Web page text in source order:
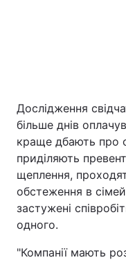
Дослідження
більше днів
краще дбають про
приділяють
щеплення,
обстеження в
застужені
одного.
"Компанії мають